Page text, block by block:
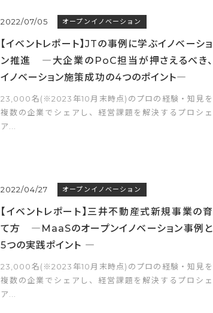
2022/07/05 オープンイノベーション
【イベントレポート】JTの事例に学ぶイノベーショ
ン推進 ―大企業のPoC担当が押さえるべき、
イノベーション施策成功の4つのポイント―
23,000名(※2023年10月末時点)のプロの経験・知見を
複数の企業でシェアし、経営課題を解決するプロシェ
ア...
2022/04/27 オープンイノベーション
【イベントレポート】三井不動産式新規事業の育
て方 ―MaaSのオープンイノベーション事例と
5つの実践ポイント ―
23,000名(※2023年10月末時点)のプロの経験・知見を
複数の企業でシェアし、経営課題を解決するプロシェ
ア...